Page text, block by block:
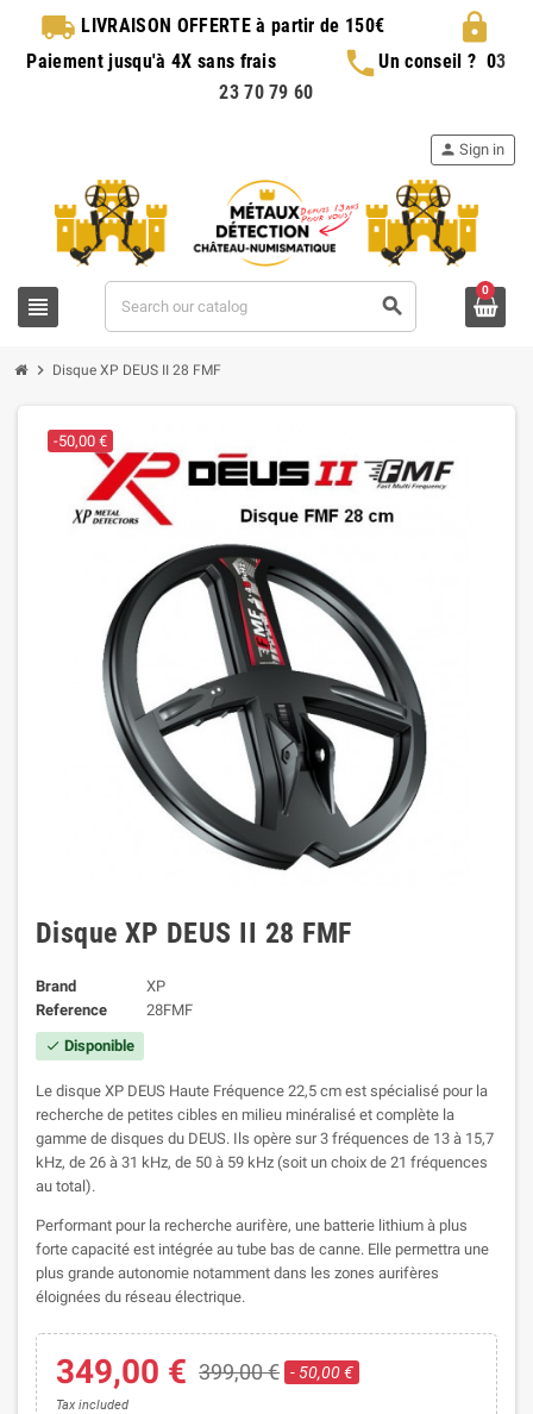
local_shipping LIVRAISON OFFERTEà partir de 150€ lock
Paiement jusqu'à 4X sans frais phoneUn conseil ? 03
23 70 79 60
view_headline search
person Sign in
0
chevron_right Disque XP DEUS II 28 FMF
-50,00 €
Disque XP DEUS II 28 FMF
Brand
XP
Reference
28FMF
check Disponible
Le disque XP DEUS Haute Fréquence 22,5 cm est spécialisé pour la
recherche de petites cibles en milieu minéralisé et complète la
gamme de disques du DEUS. Ils opère sur 3 fréquences de 13 à 15,7
kHz, de 26 à 31 kHz, de 50 à 59 kHz (soit un choix de 21 fréquences
au total).
Performant pour la recherche aurifère, une batterie lithium à plus
forte capacité est intégrée au tube bas de canne. Elle permettra une
plus grande autonomie notamment dans les zones aurifères
éloignées du réseau électrique.
349,00 € 399,00 € - 50,00 €
Tax included